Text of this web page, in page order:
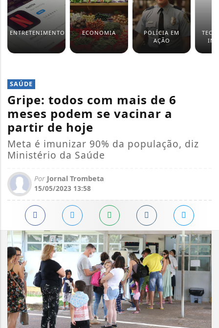
ENTRETENIMENTO ECONOMIA
POLÍCIA EM
AÇÃO
SAÚDE
Gripe: todos com mais de 6
meses podem se vacinar a
partir de hoje
Meta é imunizar 90% da população, diz
Ministério da Saúde
Por Jornal Trombeta
15/05/2023 13:58